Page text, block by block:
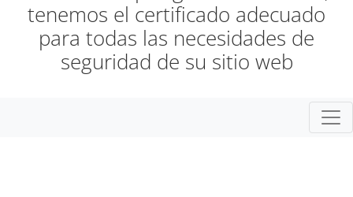
tenemos el certificado adecuado
para todas las necesidades de
seguridad de su sitio web